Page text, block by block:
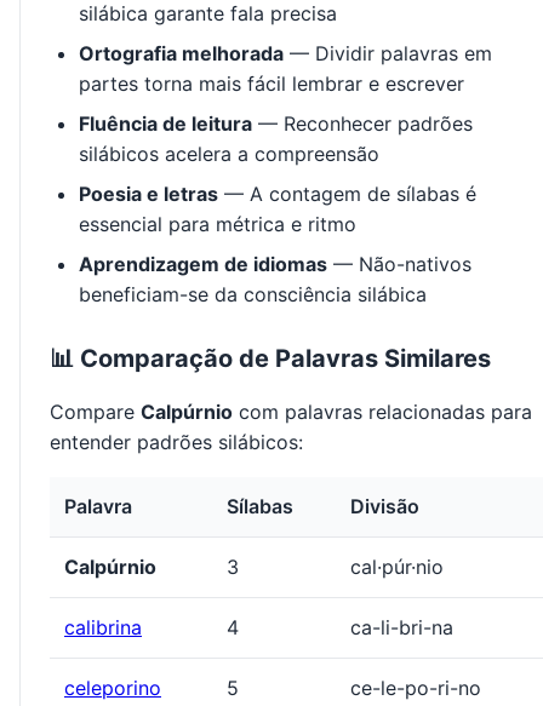
silábica garante fala precisa
Ortografia melhorada — Dividir palavras em
partes torna mais fácil lembrar e escrever
Fluência de leitura — Reconhecer padrões
silábicos acelera a compreensão
Poesia e letras — A contagem de sílabas é
essencial para métrica e ritmo
Aprendizagem de idiomas — Não-nativos
beneficiam-se da consciência silábica
📊 Comparação de Palavras Similares
Compare Calpúrnio com palavras relacionadas para
entender padrões silábicos:
Palavra Sílabas Divisão
Calpúrnio 3 cal·púr·nio
calibrina 4 ca-li-bri-na
celeporino 5 ce-le-po-ri-no